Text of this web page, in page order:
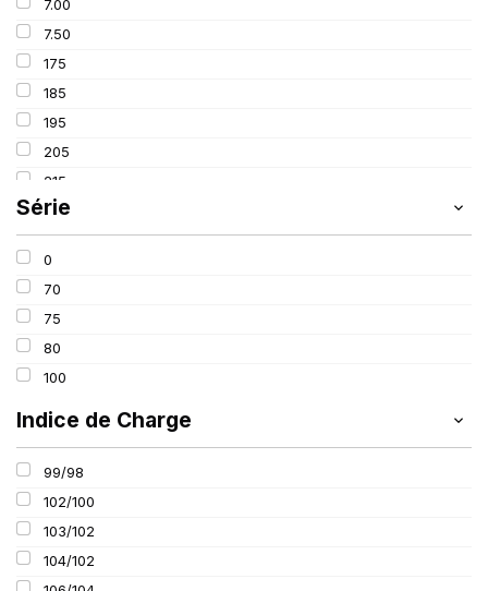
7.00
7.50
175
185
195
205
215
225
Série
0
70
75
80
100
Indice de Charge
99/98
102/100
103/102
104/102